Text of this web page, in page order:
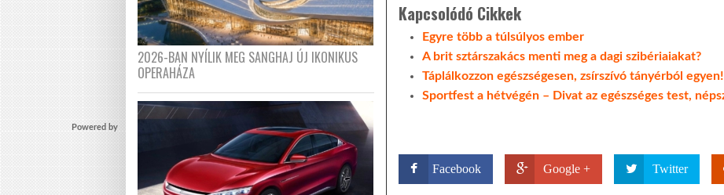
Kapcsolódó Cikkek
Egyre több a túlsúlyos ember
A brit sztárszakács menti meg a dagi szibériaiakat?
Táplálkozzon egészségesen, zsírszívó tányérból egyen!
Sportfest a hétvégén – Divat az egészséges test,
Powered by
Facebook Google + Twitter
2026-BAN NYÍLIK MEG SANGHAJ ÚJ IKONIKUS
OPERAHÁZA